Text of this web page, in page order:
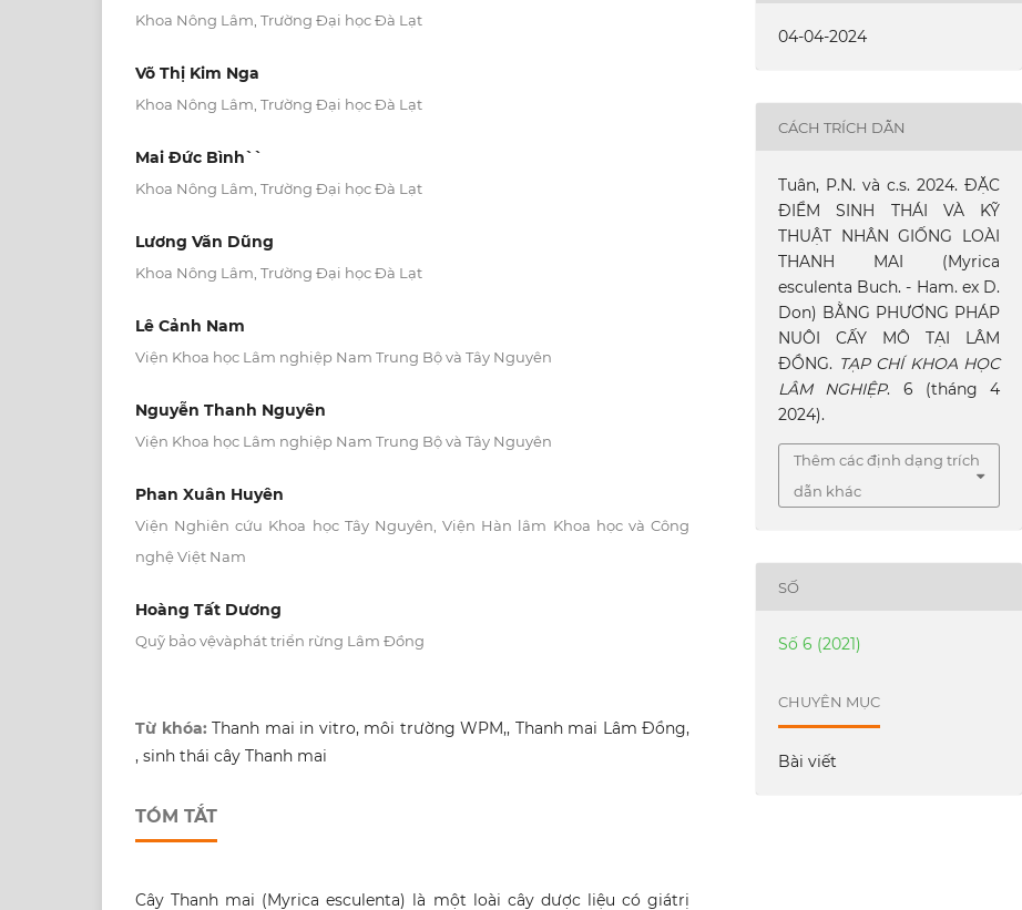
Khoa Nông Lâm, Trường Đại học Đà Lạt
Võ Thị Kim Nga
Khoa Nông Lâm, Trường Đại học Đà Lạt
Mai Đức Bình``
Khoa Nông Lâm, Trường Đại học Đà Lạt
Lương Văn Dũng
Khoa Nông Lâm, Trường Đại học Đà Lạt
Lê Cảnh Nam
Viện Khoa học Lâm nghiệp Nam Trung Bộ và Tây Nguyên
Nguyễn Thanh Nguyên
Viện Khoa học Lâm nghiệp Nam Trung Bộ và Tây Nguyên
Phan Xuân Huyên
Viện Nghiên cứu Khoa học Tây Nguyên, Viện Hàn lâm Khoa học và Công
nghệ Việt Nam
Hoàng Tất Dương
Quỹ bảo vệvàphát triển rừng Lâm Đồng
Từ khóa: Thanh mai in vitro, môi trường WPM,, Thanh mai Lâm Đồng,
, sinh thái cây Thanh mai
TÓM TẮT
Cây Thanh mai (Myrica esculenta) là một loài cây dược liệu có giátrị
04-04-2024
CÁCH TRÍCH DẪN
Tuân, P.N. và c.s. 2024. ĐẶC
ĐIỂM SINH THÁI VÀ KỸ
THUẬT NHÂN GIỐNG LOÀI
THANH MAI (Myrica
esculenta Buch. - Ham. ex D.
Don) BẰNG PHƯƠNG PHÁP
NUÔI CẤY MÔ TẠI LÂM
ĐỒNG. TẠP CHÍ KHOA HỌC
LÂM NGHIỆP. 6 (tháng 4
2024).
Thêm các định dạng trích
dẫn khác
SỐ
Số 6 (2021)
CHUYÊN MỤC
Bài viết